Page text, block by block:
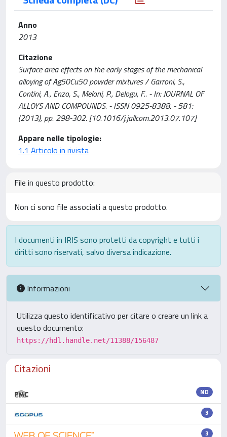
Anno
2013
Citazione
Surface area effects on the early stages of the mechanical
alloying of Ag50Cu50 powder mixtures / Garroni, S.,
Contini, A., Enzo, S., Meloni, P., Delogu, F.. - In: JOURNAL OF
ALLOYS AND COMPOUNDS. - ISSN 0925-8388. - 581:
(2013), pp. 298-302. [10.1016/j.jallcom.2013.07.107]
Appare nelle tipologie:
1.1 Articolo in rivista
File in questo prodotto:
Non ci sono file associati a questo prodotto.
I documenti in IRIS sono protetti da copyright e tutti i
diritti sono riservati, salvo diversa indicazione.
Informazioni
Utilizza questo identificativo per citare o creare un link a
questo documento:
https://hdl.handle.net/11388/156487
Citazioni
ND
3
3